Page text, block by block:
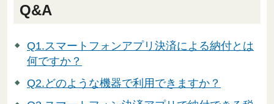
Q&A
Q1.スマートフォンアプリ決済による納付とは
何ですか？
Q2.どのような機器で利用できますか？